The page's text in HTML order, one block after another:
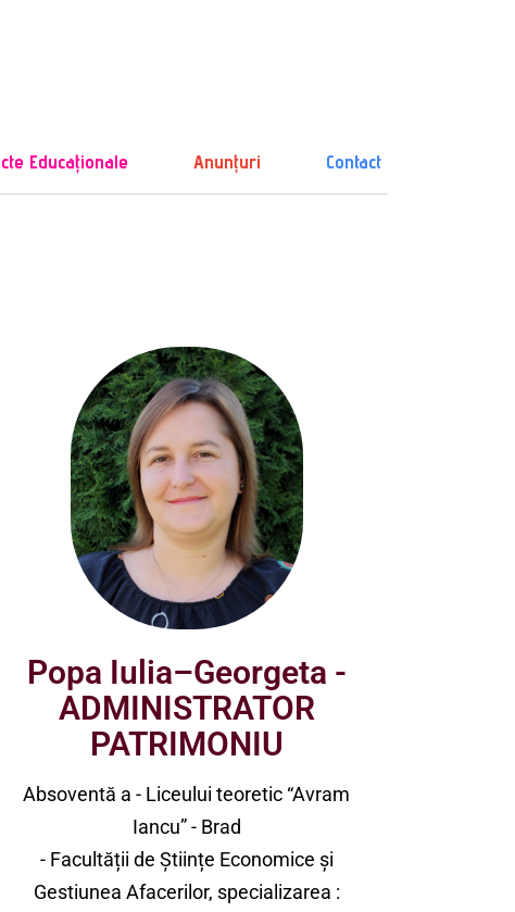
Educaționale Anunțuri Contact
Popa Iulia–Georgeta -
ADMINISTRATOR
PATRIMONIU
Absoventă a - Liceului teoretic “Avram
Iancu” - Brad
- Facultății de Științe Economice și
Gestiunea Afacerilor, specializarea :